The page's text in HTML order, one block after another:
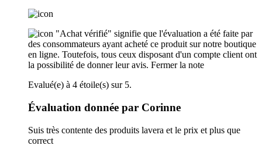
"Achat vérifié" signifie que l'évaluation a été faite par
des consommateurs ayant acheté ce produit sur notre boutique
en ligne. Toutefois, tous ceux disposant d'un compte client ont
la possibilité de donner leur avis. Fermer la note
Evalué(e) à 4 étoile(s) sur 5.
Évaluation donnée par Corinne
Suis très contente des produits lavera et le prix et plus que
correct